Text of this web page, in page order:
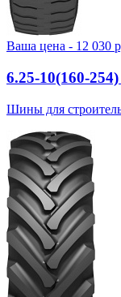
Ваша цена - 12 030
6.25-10(160-
Шины для